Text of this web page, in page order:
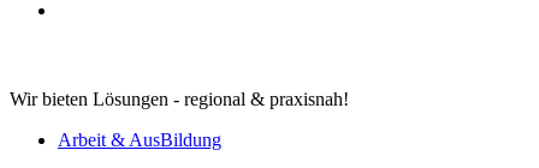
Wir bieten Lösungen - regional & praxisnah!
Arbeit & AusBildung